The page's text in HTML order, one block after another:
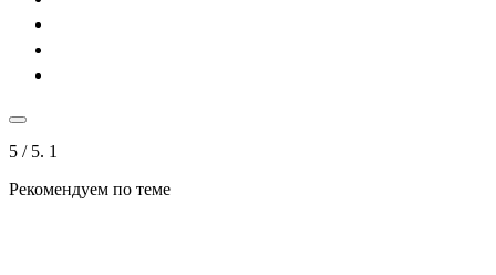
5 / 5. 1
Рекомендуем по теме